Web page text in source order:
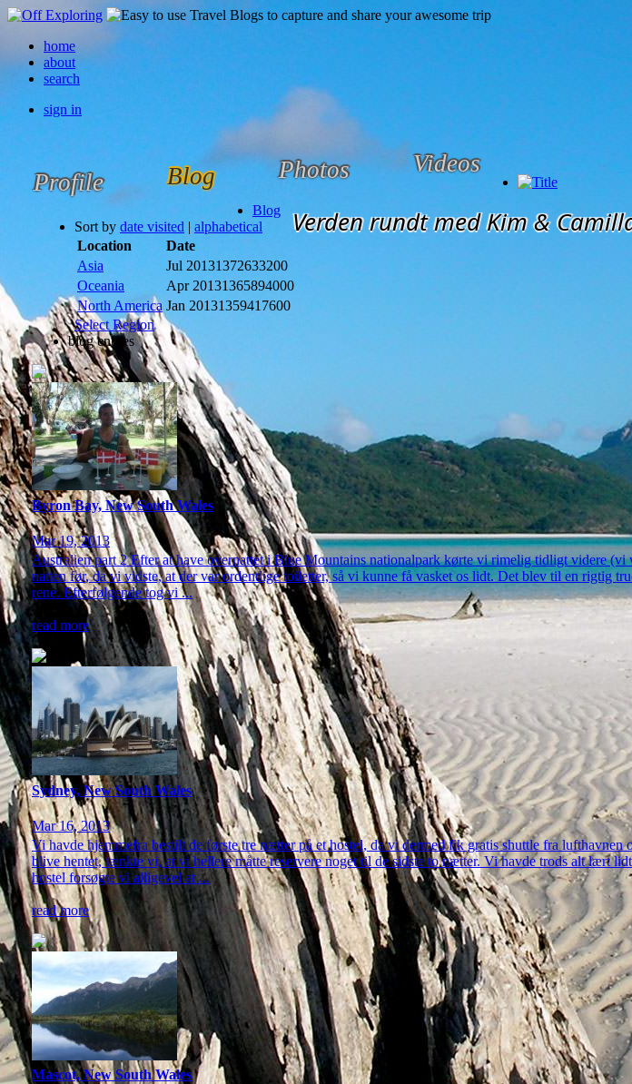
home
about
search
sign in
Profile Blog Photos Videos
Verden rundt med Kim &
Blog
Sort by date visited | alphabetical
Location
Date
Asia
Jul 20131372633200
Oceania
Apr 20131365894000
North America Jan 20131359417600
Select Region
blog entries
Byron Bay, New South Wales
Mar 19, 2013
Australien part 2 Efter at have overnattet i Blue Mountains nationalpark kørte vi rimelig tidligt videre
natten før, da vi vidste, at der var ordentlige toiletter, så vi kunne få vasket os lidt. Det blev til en rigtig
rene. Efterfølgende tog vi ...
read more
Sydney, New South Wales
Mar 16, 2013
Vi havde hjemmefra bestilt de første tre nætter på et hostel, da vi dermed fik gratis shuttle fra
blive hentet, tænkte vi, at vi hellere måtte reservere noget til de sidste to nætter. Vi havde trods alt lært
hostel forsøgte vi alligevel at ...
read more
Mascot, New South Wales